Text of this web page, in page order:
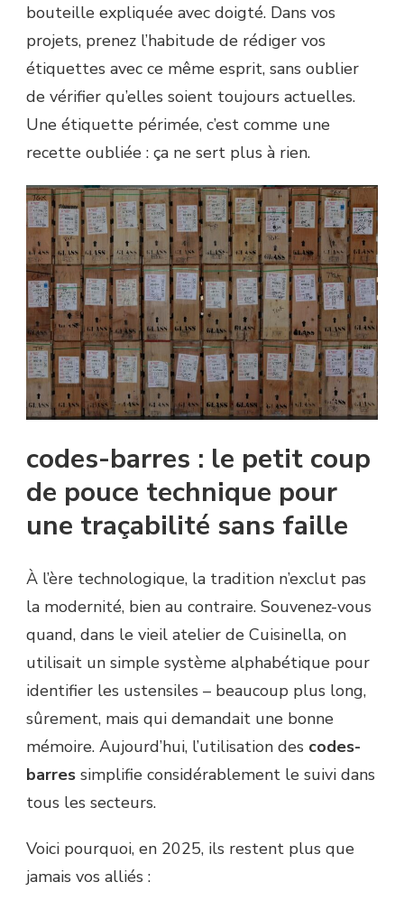
bouteille expliquée avec doigté. Dans vos
projets, prenez l’habitude de rédiger vos
étiquettes avec ce même esprit, sans oublier
de vérifier qu’elles soient toujours actuelles.
Une étiquette périmée, c’est comme une
recette oubliée : ça ne sert plus à rien.
codes-barres : le petit coup
de pouce technique pour
une traçabilité sans faille
À l’ère technologique, la tradition n’exclut pas
la modernité, bien au contraire. Souvenez-vous
quand, dans le vieil atelier de Cuisinella, on
utilisait un simple système alphabétique pour
identifier les ustensiles – beaucoup plus long,
sûrement, mais qui demandait une bonne
mémoire. Aujourd’hui, l’utilisation des codes-
barres simplifie considérablement le suivi dans
tous les secteurs.
Voici pourquoi, en 2025, ils restent plus que
jamais vos alliés :